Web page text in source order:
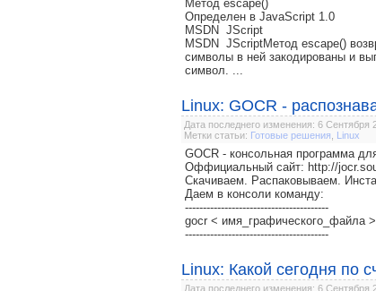
Метод escape()
Определен в JavaScript 1.0
MSDN JScript
MSDN JScriptМетод escape()
символы в ней закодированы и
символ. ...
Linux: GOCR -
Дата последнего изменения: 6 Сентября
Метки статьи: Готовые решения Linux
GOCR - консольная программа
Оффициальный сайт: http://
Скачиваем. Распаковываем.
Даем в консоли команду:
----------------------------------------
gocr < имя_графического_файла >
----------------------------------------
Linux: Какой сегодня по
Дата последнего изменения: 6 Сентября